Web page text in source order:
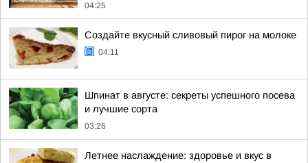
04:25
Создайте вкусный сливовый пирог на молоке
04:11
Шпинат в августе: секреты успешного посева
и лучшие сорта
03:26
Летнее наслаждение: здоровье и вкус в